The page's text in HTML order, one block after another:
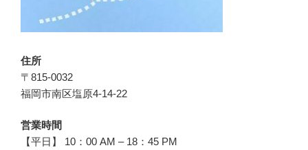
住所
〒815-0032
福岡市南区塩原4-14-22
営業時間
【平日】 10：00 AM – 18：45 PM